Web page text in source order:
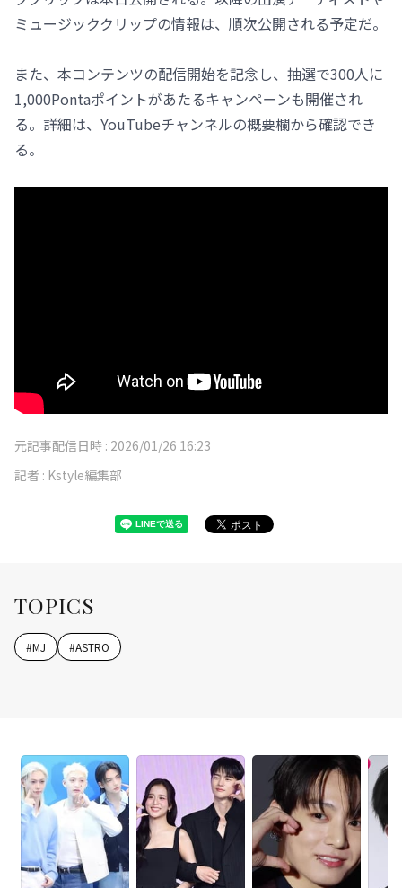
ミュージッククリップの情報は、順次公開される予定だ。
また、本コンテンツの配信開始を記念し、抽選で300人に
1,000Pontaポイントがあたるキャンペーンも開催され
る。詳細は、YouTubeチャンネルの概要欄から確認でき
る。
元記事配信日時 : 2026/01/26 16:23
記者 : Kstyle編集部
TOPICS
#MJ #ASTRO